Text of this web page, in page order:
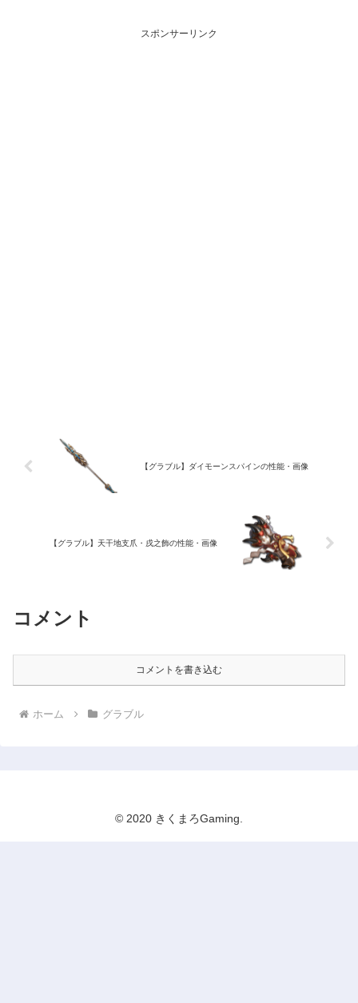
ダ...
スポンサーリンク
【グラブル】ダイモーンスパインの性能・画像
【グラブル】天干地支爪・戌之飾の性能・画像
コメント
コメントを書き込む
ホーム グラブル
© 2020 きくまろGaming.